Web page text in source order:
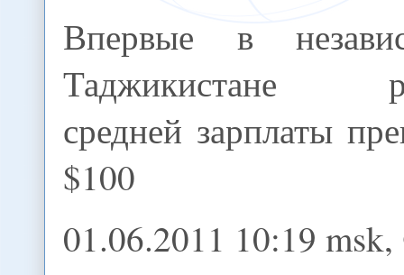
Впервые в
Таджикистане
средней зарплаты
$100
01.06.2011 10:19